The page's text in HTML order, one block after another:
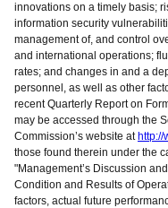
innovations on a timely basis;
information security
management of, and control
and international operations;
rates; and changes in and a
personnel, as well as other
recent Quarterly Report on
may be accessed through the
Commission’s website at http://
those found therein under the
"Management’s Discussion
Condition and Results of
factors, actual future